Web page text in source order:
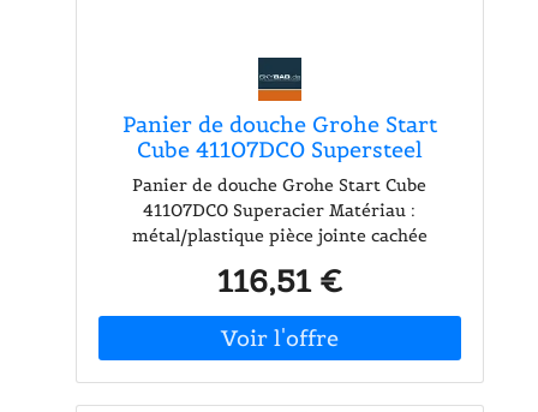
Panier de douche Grohe Start
Cube 41107DC0 Supersteel
Panier de douche Grohe Start Cube
41107DC0 Superacier Matériau :
métal/plastique pièce jointe cachée
perçage (vis et chevilles incluses) ou le
collage (veuillez commander la colle
GROHE QuickGlue A2 41 128 000
séparément) Le panier de douche GROHE
Start Cube est élégant et étonnamment
116,51 €